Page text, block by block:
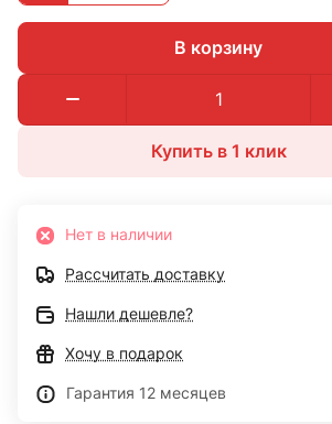
В корзину
Купить в 1 клик
Нет в наличии
Рассчитать доставку
Нашли дешевле?
Хочу в подарок
Гарантия 12 месяцев